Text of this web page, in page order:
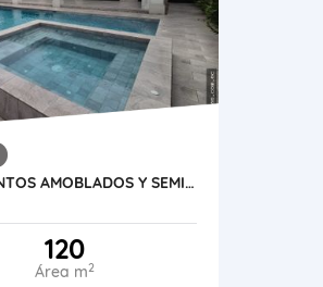
ALQUILO DEPARTAMENTOS AMOBLADOS Y SEMIAMOBLADO SAMBORONDON- RIVER-PARK
120
Área m2